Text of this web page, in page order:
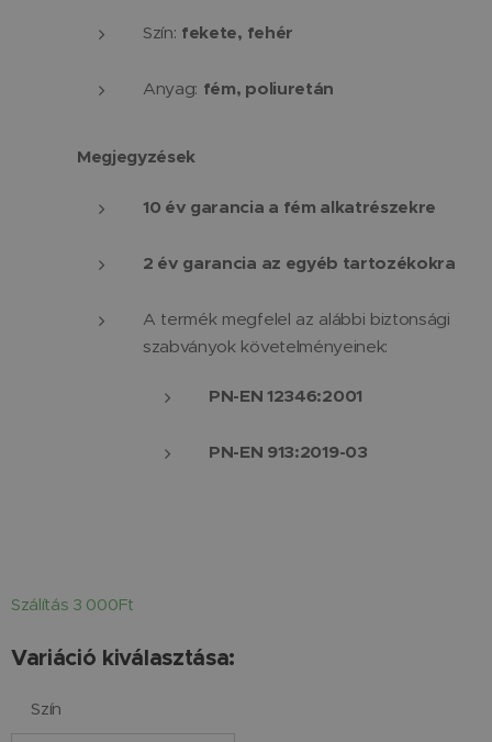
Szín: fekete, fehér
Anyag: fém, poliuretán
Megjegyzések
10 év garancia a fém alkatrészekre
2 év garancia az egyéb tartozékokra
A termék megfelel az alábbi biztonsági
szabványok követelményeinek:
PN-EN 12346:2001
PN-EN 913:2019-03
Szálítás 3 000Ft
Variáció kiválasztása:
Szín